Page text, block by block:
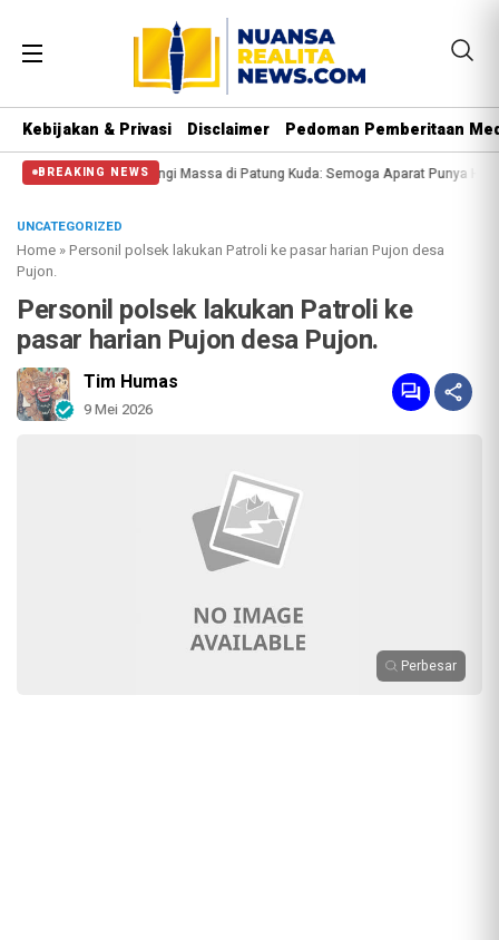
Kebijakan & Privasi Disclaimer Pedoman Pemberitaan
BREAKING NEWS
Halangi Massa di Patung Kuda: Semoga Aparat Punya Hati Nurani
UNCATEGORIZED
Home »Personil polsek lakukan Patroli ke pasar harian Pujon desa
Pujon.
Personil polsek lakukan Patroli ke
pasar harian Pujon desa Pujon.
Tim Humas
9 Mei 2026
Perbesar